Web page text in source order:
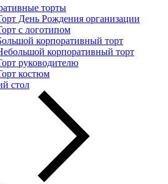
торты
День Рождения организации
с логотипом
корпоративный торт
корпоративный торт
руководителю
костюм
стол